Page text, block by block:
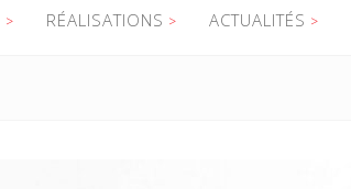
RÉALISATIONS ACTUALITÉS